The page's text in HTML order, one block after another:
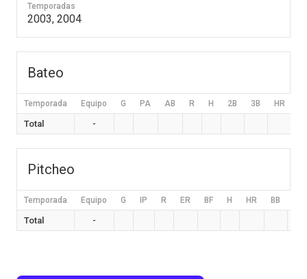
Temporadas
2003, 2004
Bateo
Temporada Equipo G PA AB R H 2B 3B HR
Total -
Pitcheo
Temporada Equipo G IP R ER BF H HR BB
Total -